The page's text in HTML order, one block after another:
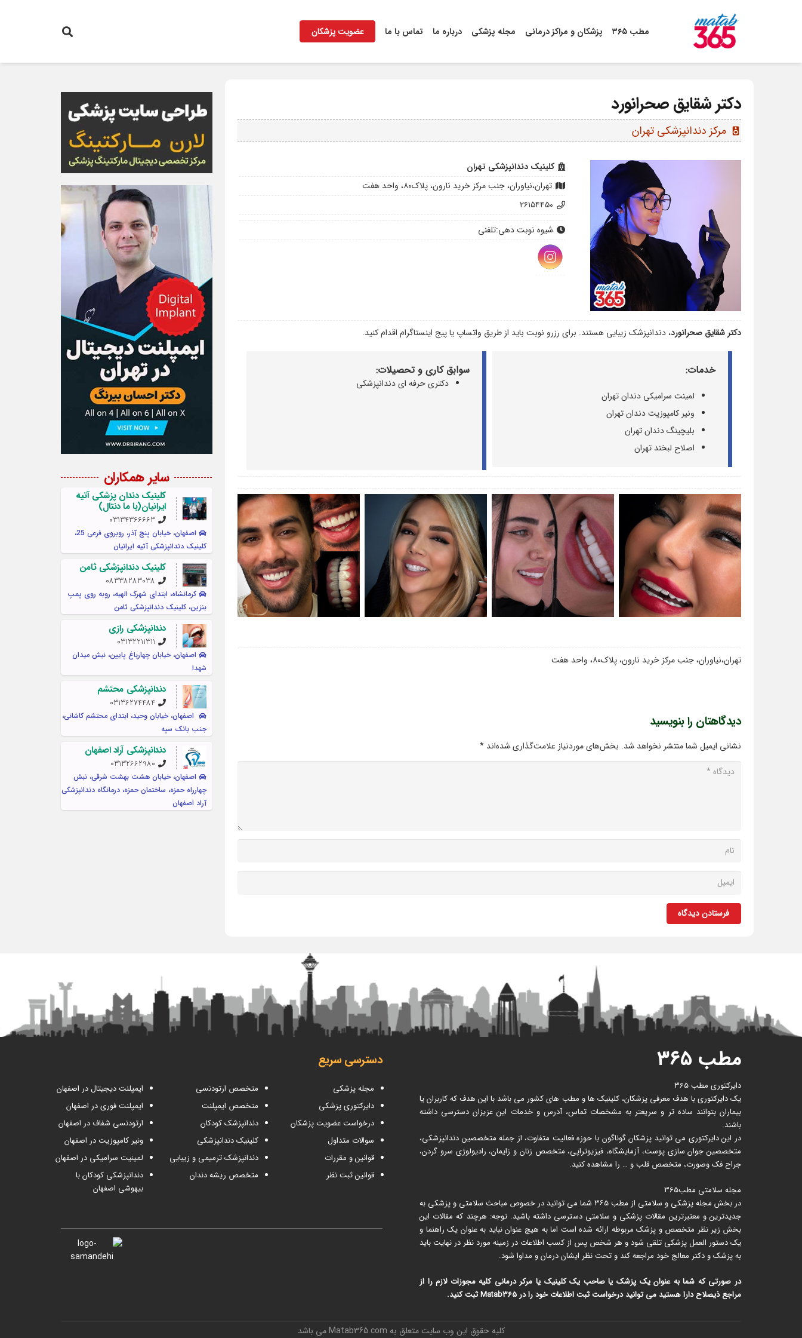
مطب ۳۶۵ پزشکان و مراکز درمانی مجله پزشکی درباره ما تماس با ما عضویت پزشکان
دکتر شقایق صحرانورد
speaker مرکز دندانپزشکی تهران
کلینیک دندانپزشکی تهران
تهران،نیاوران، جنب مرکز خرید نارون، پلاک۸۰، واحد هفت
۲۶۱۵۴۴۵۰
شیوه نوبت دهی:تلفنی
دکتر شقایق صحرانورد، دندانپزشک زیبایی هستند. برای رزرو نوبت باید از طریق واتساپ یا پیج اینستاگرام اقدام کنید.
خدمات:
لمینت سرامیکی دندان تهران
ونیر کامپوزیت دندان تهران
بلیچینگ دندان تهران
اصلاح لبخند تهران
سوابق کاری و تحصیلات:
دکتری حرفه ای دندانپزشکی
تهران،نیاوران، جنب مرکز خرید نارون، پلاک۸۰، واحد هفت
دیدگاهتان را بنویسید
نشانی ایمیل شما منتشر نخواهد شد. بخش‌های موردنیاز علامت‌گذاری شده‌اند *
فرستادن دیدگاه
سایر همکاران
کلینیک دندان پزشکی آتیه
ایرانیان(با ما دنتال)
03134366663
اصفهان، خیابان پنج آذر، روبروی فرعی 25،
کلينيک دندانپزشکی آتیه ایرانیان
کلینیک دندانپزشکی ثامن
08338283038
کرمانشاه، ابتدای شهرک الهیه، روبه روی پمپ
بنزین، کلینیک دندانپزشکی ثامن
دندانپزشکی رازی
03132211311
اصفهان، خیابان چهارباغ پایین، نبش میدان
شهدا
دندانپزشکی محتشم
03136274484
اصفهان، خیابان وحید، ابتدای محتشم کاشانی،
جنب بانک سپه
دندانپزشکی آراد اصفهان
03132662980
اصفهان، خیابان هشت بهشت شرقی، نبش
چهارراه حمزه، ساختمان حمزه، درمانگاه دندانپزشکی
آراد اصفهان
مطب ۳۶۵
دایرکتوری مطب 365
یک دایرکتوری با هدف معرفی پزشکان، کلینیک ها و مطب های کشور می باشد با این هدف که کاربران یا
بیماران بتوانند ساده تر و سریعتر به مشخصات تماس، آدرس و خدمات این عزیزان دسترسی داشته
باشند.
در این دایرکتوری می توانید پزشکان گوناگون با حوزه فعالیت متفاوت، از جمله متخصصین دندانپزشکی،
متخصصین جوان سازی پوست، آزمایشگاه، فیزیوتراپی، متخصص زنان و زایمان، رادیولوژی سرو گردن،
جراح فک وصورت، متخصص قلب و … را مشاهده کنید.
مجله سلامتی مطب365
در بخش مجله پزشکی و سلامتی از مطب ۳۶۵ شما می توانید در خصوص مباحث سلامتی و پزشکی به
جدیدترین و معتبرترین مقالات پزشکی و سلامتی دسترسی داشته باشید. توجه: هرچند که مقالات این
بخش زیر نظر متخصص و پزشک مربوطه ارائه شده است اما به هیچ عنوان نباید به عنوان یک راهنما و
یک دستور العمل پزشکی تلقی شود و هر شخص پس از کسب اطلاعات در زمینه مورد نظر در نهایت باید
به پزشک و دکتر معالج خود مراجعه کند و تحت نظر ایشان درمان و مداوا شود.
در صورتی که شما به عنوان یک پزشک یا صاحب یک کلینیک یا مرکر درمانی کلیه مجوزات لازم را از
مراجع ذیصلاح دارا هستید می توانید درخواست ثبت اطلاعات خود را در Matab365 ثبت کنید.
دسترسی سریع
مجله پزشکی
دایرکتوری پزشکی
درخواست عضویت پزشکان
سوالات متداول
قوانین و مقررات
قوانین ثبت نظر
متخصص ارتودنسی
متخصص ایمپلنت
دندانپزشک کودکان
کلینیک دندانپزشکی
دندانپزشک ترمیمی و زیبایی
متخصص ریشه دندان
ایمپلنت دیجیتال در اصفهان
ایمپلنت فوری در اصفهان
ارتودنسی شفاف در اصفهان
ونیر کامپوزیت در اصفهان
لمینیت سرامیکی در اصفهان
دندانپزشکی کودکان با
بیهوشی اصفهان
کلیه حقوق این وب سایت متعلق به Matab365.com می باشد